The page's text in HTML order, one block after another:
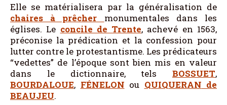
Elle se matérialisera par la généralisation de
chaires à prêcher monumentales dans les
églises. Le concile de Trente, achevé en 1563,
préconise la prédication et la confession pour
lutter contre le protestantisme. Les prédicateurs
“vedettes” de l’époque sont bien mis en valeur
dans le dictionnaire, tels BOSSUET,
BOURDALOUE, FÉNELON ou QUIQUERAN de
BEAUJEU.